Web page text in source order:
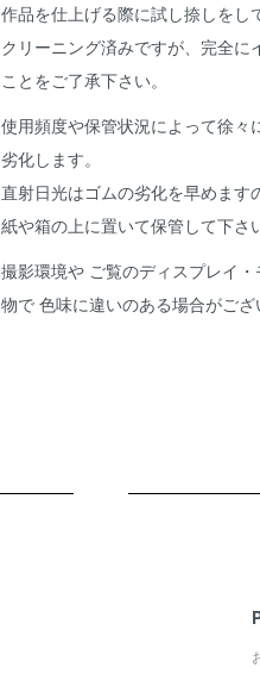
作品を仕上げる際に試し捺しをし
クリーニング済みですが、完全
ことをご了承下さい。
使用頻度や保管状況によって徐々
劣化します。
直射日光はゴムの劣化を早めます
紙や箱の上に置いて保管して下さ
撮影環境や ご覧のディスプレイ
物で 色味に違いのある場合がござ